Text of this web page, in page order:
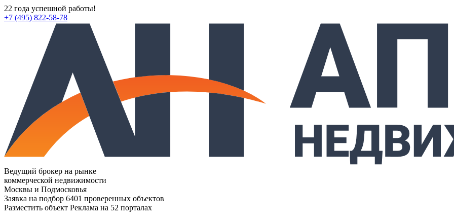
22 года успешной работы!
+7 (495) 822-58-78
Ведущий брокер на рынке
коммерческой недвижимости
Москвы и Подмосковья
Заявка на подбор 6401 проверенных объектов
Разместить объект Реклама на 52 порталах